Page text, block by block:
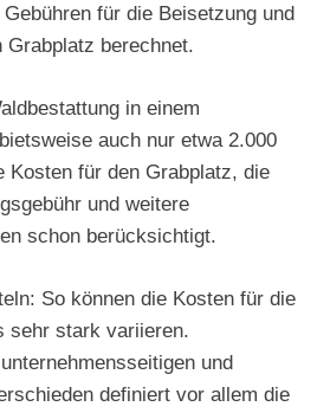
für die Beisetzung und
berechnet.
in einem
auch nur etwa 2.000
Kosten für den Grabplatz, die
und weitere
schon berücksichtigt.
So können die Kosten für die
sehr stark variieren.
und
definiert vor allem die